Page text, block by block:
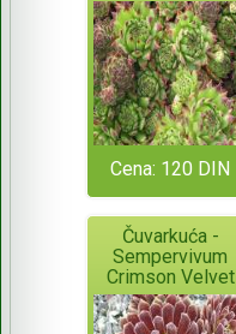
Cena: 120 DIN
Čuvarkuća -
Sempervivum
Crimson Velvet